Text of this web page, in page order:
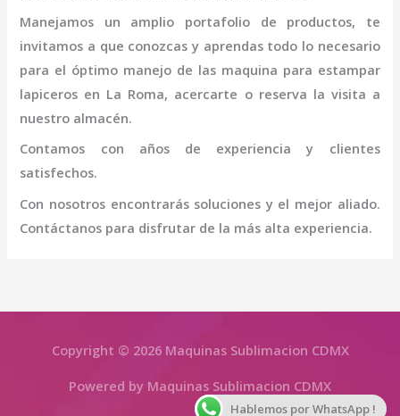
Manejamos un amplio portafolio de productos, te
invitamos a que conozcas y aprendas todo lo necesario
para el óptimo manejo de las maquina para estampar
lapiceros en La Roma, acercarte o reserva la visita a
nuestro almacén.
Contamos con años de experiencia y clientes
satisfechos.
Con nosotros encontrarás soluciones y el mejor aliado.
Contáctanos para disfrutar de la más alta experiencia.
Copyright © 2026 Maquinas Sublimacion CDMX
Powered by Maquinas Sublimacion CDMX
Hablemos por WhatsApp !